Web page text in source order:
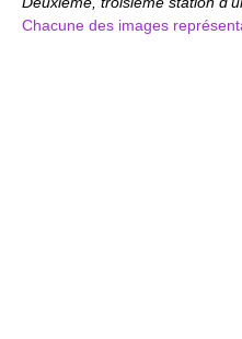
Chacune des images